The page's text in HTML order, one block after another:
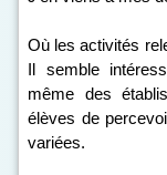
Où les activités
Il semble
même des
élèves de
variées.